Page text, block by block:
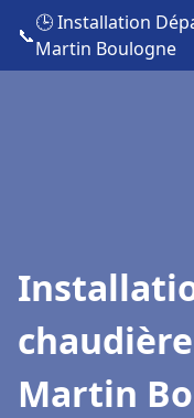
📞
🕒 Installation
Martin Boulogne
Martin